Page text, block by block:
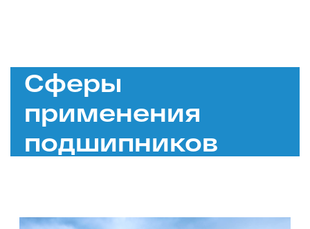
Сферы
применения
подшипников